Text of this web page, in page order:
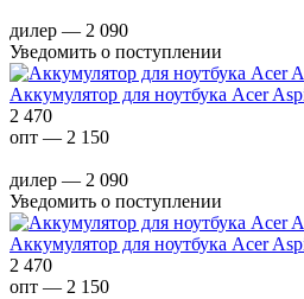
дилер — 2 090
Уведомить о поступлении
Аккумулятор для ноутбука Acer
2 470
опт — 2 150
дилер — 2 090
Уведомить о поступлении
Аккумулятор для ноутбука Acer
2 470
опт — 2 150